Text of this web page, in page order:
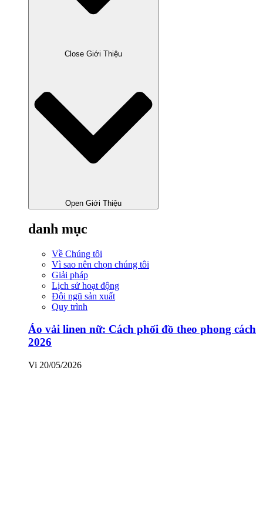
Close Giới Thiệu
Open Giới Thiệu
danh mục
Về Chúng tôi
Vì sao nên chọn chúng tôi
Giải pháp
Lịch sử hoạt động
Đội ngũ sản xuất
Quy trình
Áo vải linen nữ: Cách phối đồ theo phong cách
2026
Vi 20/05/2026